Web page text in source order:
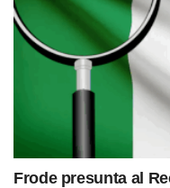
Frode presunta al